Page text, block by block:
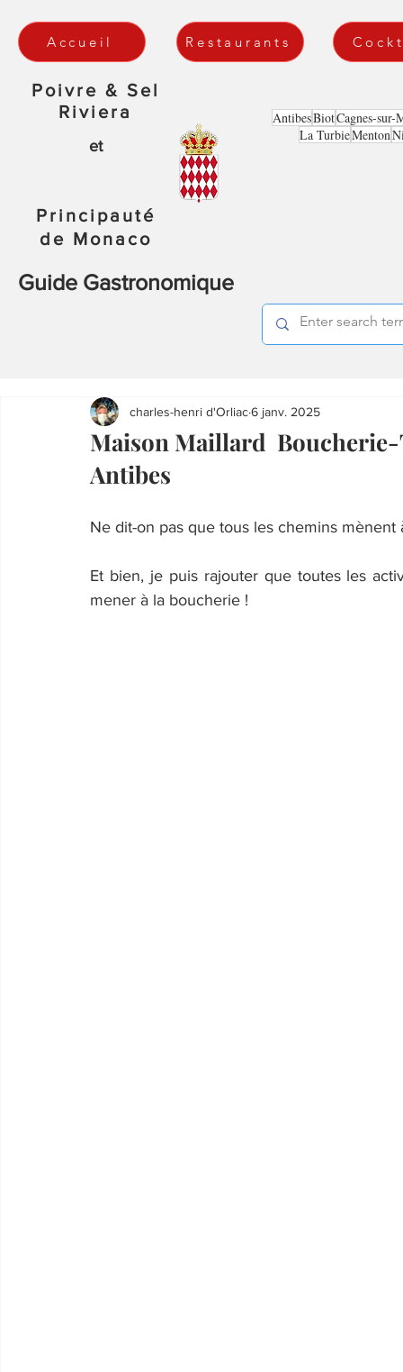
Accueil Restaurants
Poivre & Sel
Riviera
et
Principauté
de Monaco
Guide Gastronomique
AntibesBiotCagnes-sur-
La TurbieMenton
Maison Maillard
Antibes
charles-henri d'Orliac6 janv. 2025
Ne dit-on pas que tous les chemins mènent
Et bien, je puis rajouter que toutes les
mener à la boucherie !